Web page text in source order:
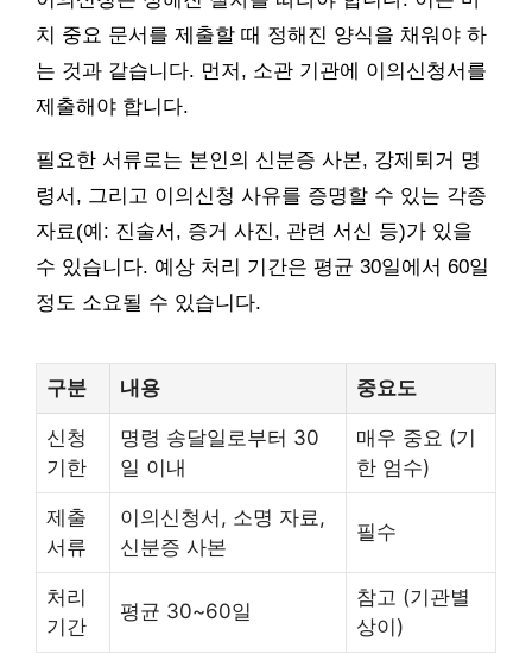
치 중요 문서를 제출할 때 정해진 양식을 채워야 하
는 것과 같습니다. 먼저, 소관 기관에 이의신청서를
제출해야 합니다.
필요한 서류로는 본인의 신분증 사본, 강제퇴거 명
령서, 그리고 이의신청 사유를 증명할 수 있는 각종
자료(예: 진술서, 증거 사진, 관련 서신 등)가 있을
수 있습니다. 예상 처리 기간은 평균 30일에서 60일
정도 소요될 수 있습니다.
구분 내용 중요도
신청
기한
명령 송달일로부터 30
일 이내
매우 중요 (기
한 엄수)
제출
서류
이의신청서, 소명 자료,
신분증 사본
필수
처리
기간
평균 30~60일
참고 (기관별
상이)